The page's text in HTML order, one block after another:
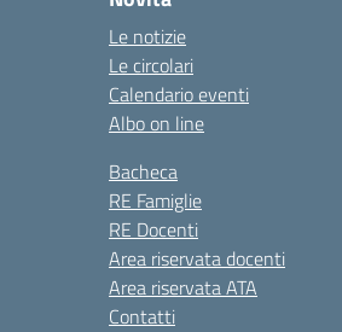
Le notizie
Le circolari
Calendario eventi
Albo on line
Bacheca
RE Famiglie
RE Docenti
Area riservata docenti
Area riservata ATA
Contatti